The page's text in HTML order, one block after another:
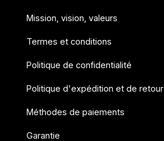
Mission, vision, valeurs
Termes et conditions
Politique de confidentialité
Politique d'expédition et de retour
Méthodes de paiements
Garantie